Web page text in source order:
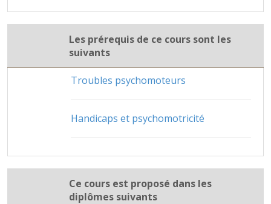
Les prérequis de ce cours sont les
suivants
Troubles psychomoteurs
Handicaps et psychomotricité
Ce cours est proposé dans les
diplômes suivants